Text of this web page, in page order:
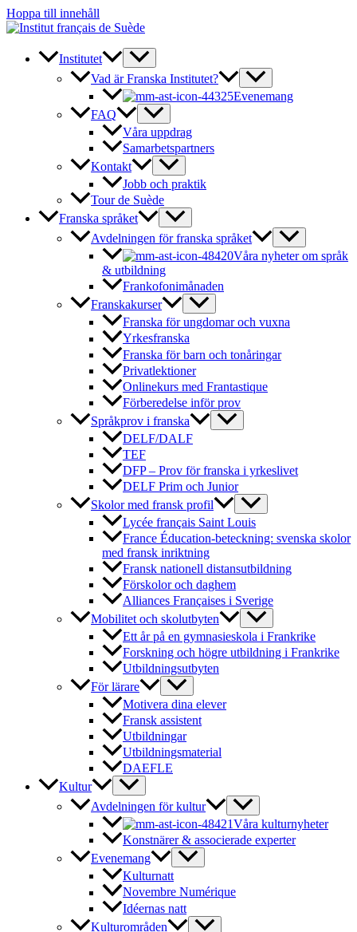
Hoppa till innehåll
Institutet
Vad är Franska Institutet?
Evenemang
FAQ
Våra uppdrag
Samarbetspartners
Kontakt
Jobb och praktik
Tour de Suède
Franska språket
Avdelningen för franska språket
Våra nyheter om språk
& utbildning
Frankofonimånaden
Franskakurser
Franska för ungdomar och vuxna
Yrkesfranska
Franska för barn och tonåringar
Privatlektioner
Onlinekurs med Frantastique
Förberedelse inför prov
Språkprov i franska
DELF/DALF
TEF
DFP – Prov för franska i yrkeslivet
DELF Prim och Junior
Skolor med fransk profil
Lycée français Saint Louis
France Éducation-beteckning: svenska skolor
med fransk inriktning
Fransk nationell distansutbildning
Förskolor och daghem
Alliances Françaises i Sverige
Mobilitet och skolutbyten
Ett år på en gymnasieskola i Frankrike
Forskning och högre utbildning i Frankrike
Utbildningsutbyten
För lärare
Motivera dina elever
Fransk assistent
Utbildningar
Utbildningsmaterial
DAEFLE
Kultur
Avdelningen för kultur
Våra kulturnyheter
Konstnärer & associerade experter
Evenemang
Kulturnatt
Novembre Numérique
Idéernas natt
Kulturområden